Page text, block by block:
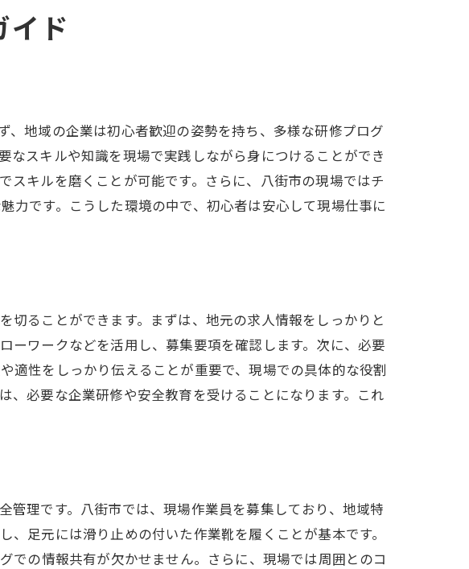
る方法
るステップ
ト
心得
アステップ
ド
地域の企業は初心者歓迎の姿勢を持ち、多様な研修プログ
スキルや知識を現場で実践しながら身につけることができ
スキルを磨くことが可能です。さらに、八街市の現場ではチ
力です。こうした環境の中で、初心者は安心して現場仕事に
ることができます。まずは、地元の求人情報をしっかりと
ーワークなどを活用し、募集要項を確認します。次に、必要
適性をしっかり伝えることが重要で、現場での具体的な役割
、必要な企業研修や安全教育を受けることになります。これ
理です。八街市では、現場作業員を募集しており、地域特
足元には滑り止めの付いた作業靴を履くことが基本です。
での情報共有が欠かせません。さらに、現場では周囲とのコ